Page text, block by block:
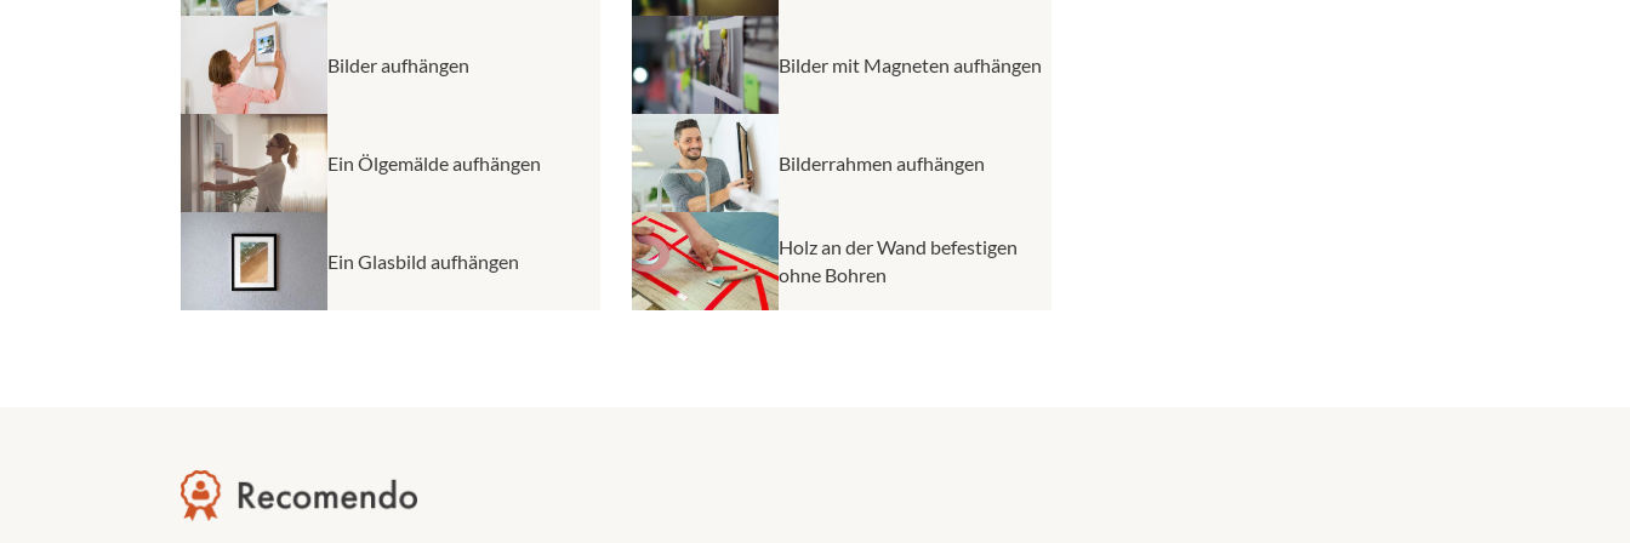
Bilder aufhängen Bilder mit Magneten aufhängen
Ein Ölgemälde aufhängen Bilderrahmen aufhängen
Ein Glasbild aufhängen
Holz an der Wand befestigen
ohne Bohren